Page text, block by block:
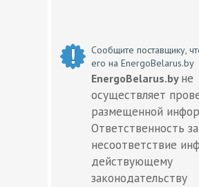
Сообщите поставщику,
его на EnergoBelarus.by
EnergoBelarus.by не
осуществляет
размещенной
Ответственность за
несоответствие
действующему
законодательству